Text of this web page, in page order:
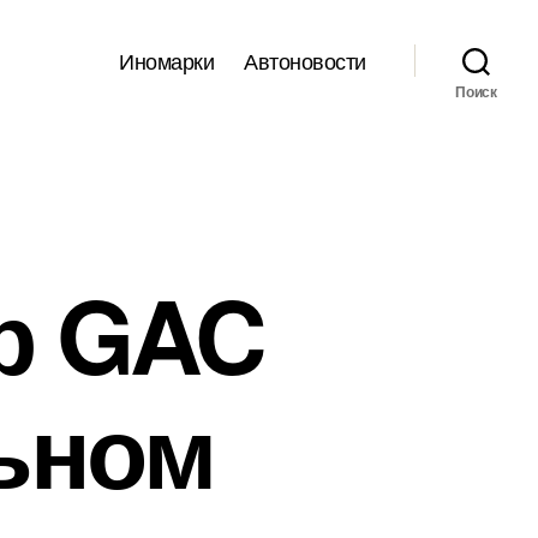
Иномарки Автоновости
Поиск
GAC